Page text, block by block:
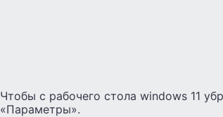
Чтобы с рабочего стола windows 11
«Параметры».